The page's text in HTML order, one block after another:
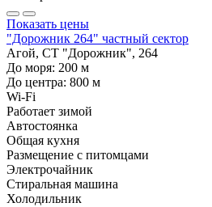
Показать цены
"Дорожник 264" частный сектор
Агой, СТ "Дорожник", 264
До моря: 200 м
До центра: 800 м
Wi-Fi
Работает зимой
Автостоянка
Общая кухня
Размещение с питомцами
Электрочайник
Стиральная машина
Холодильник